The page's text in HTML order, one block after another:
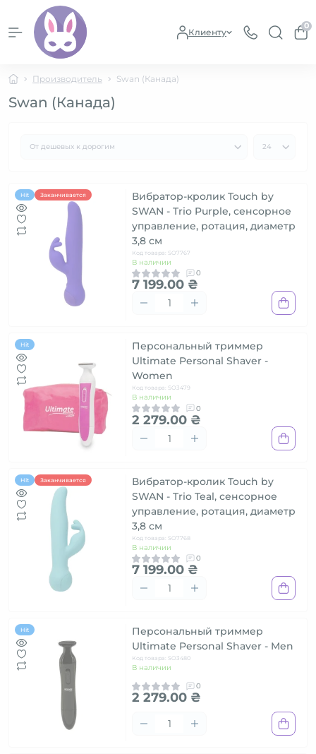
Клиенту
0
Производитель Swan (Канада)
Swan (Канада)
Hit Заканчивается
Вибратор-кролик Touch by
SWAN - Trio Purple, сенсорное
управление, ротация, диаметр
3,8 см
Код товара: SO7767
В наличии
0
7 199.00 ₴
Hit
Персональный триммер
Ultimate Personal Shaver -
Women
Код товара: SO3479
В наличии
0
2 279.00 ₴
Hit Заканчивается
Вибратор-кролик Touch by
SWAN - Trio Teal, сенсорное
управление, ротация, диаметр
3,8 см
Код товара: SO7768
В наличии
0
7 199.00 ₴
Hit
Персональный триммер
Ultimate Personal Shaver - Men
Код товара: SO3480
В наличии
0
2 279.00 ₴